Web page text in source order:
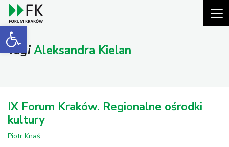
Open toolbar
TagiAleksandra Kielan
IX Forum Kraków. Regionalne ośrodki
kultury
Piotr Knaś